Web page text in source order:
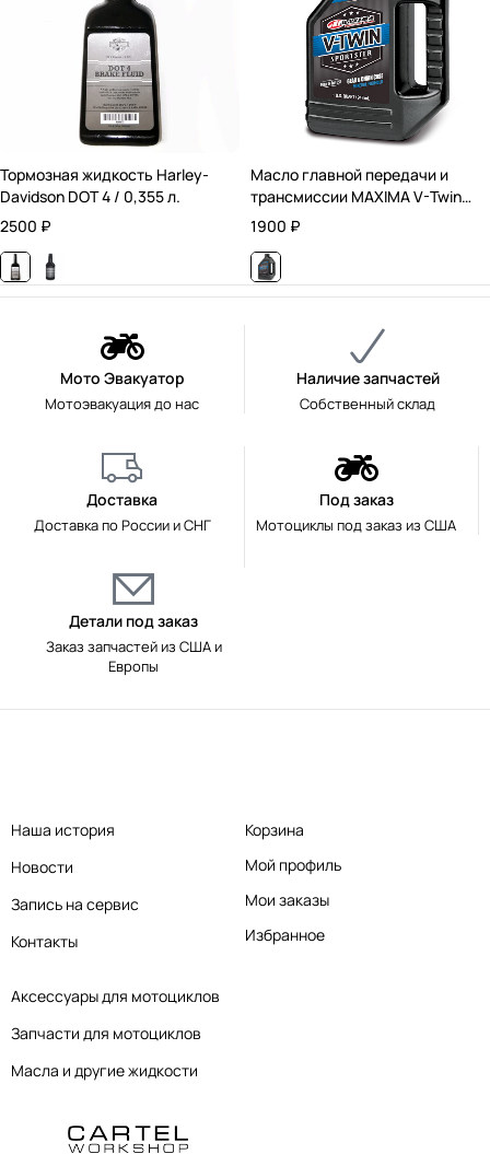
Тормозная жидкость Harley-
Davidson DOT 4 / 0,355 л.
2500 ₽
Масло главной передачи и
трансмиссии MAXIMA V-Twin
Sportster Gear & Chain Case Oil
/ Минеральное / 0,946 л.
1900 ₽
Мото Эвакуатор
Мотоэвакуация до нас
Наличие запчастей
Собственный склад
Доставка
Доставка по России и СНГ
Под заказ
Мотоциклы под заказ из США
Детали под заказ
Заказ запчастей из США и
Европы
Аксессуары для мотоциклов
Запчасти для мотоциклов
Масла и другие жидкости
Наша история
Новости
Запись на сервис
Контакты
Корзина
Мой профиль
Мои заказы
Избранное